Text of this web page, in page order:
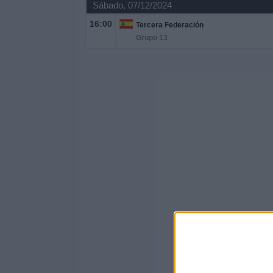
Sábado, 07/12/2024
16:00
Tercera Federación
Grupo 13